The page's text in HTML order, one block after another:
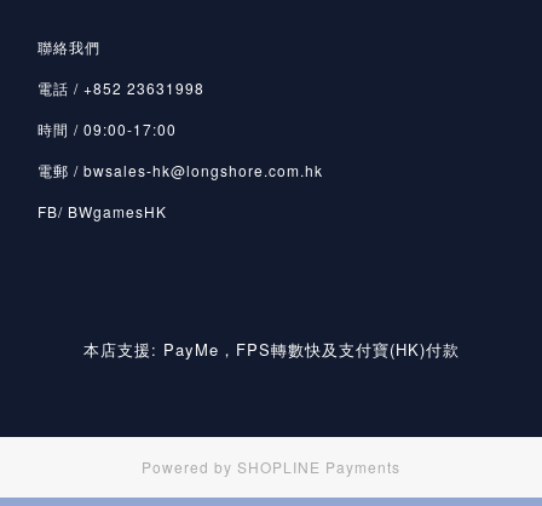
聯絡我們
電話 / +852 23631998
時間 / 09:00-17:00
電郵 / bwsales-hk@longshore.com.hk
FB/ BWgamesHK
本店支援: PayMe，FPS轉數快及支付寶(HK)付款
Powered by SHOPLINE Payments